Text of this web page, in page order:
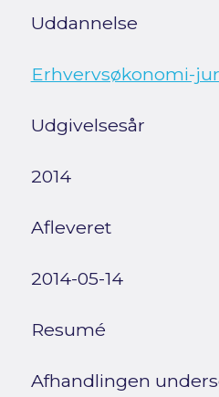
Uddannelse
Erhvervsøkonomi-
Udgivelsesår
2014
Afleveret
2014-05-14
Resumé
Afhandlingen